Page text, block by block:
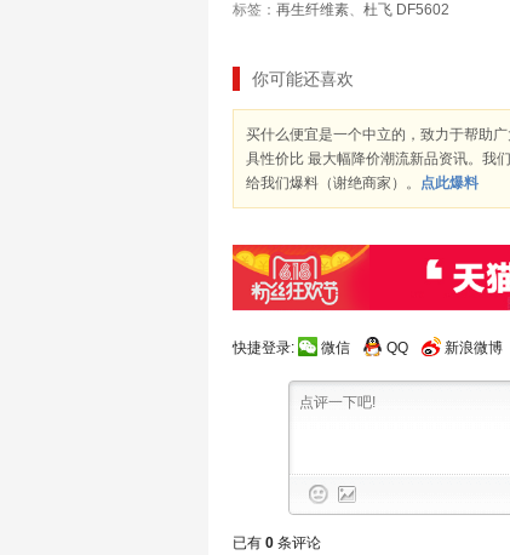
标签： 再生纤维素、 杜飞 DF5602
你可能还喜欢
买什么便宜是一个中立的，致力于帮助
具性价比 最大幅降价潮流新品资讯。我
给我们爆料（谢绝商家）。 点此爆料
快捷登录: 微信 QQ 新浪微博
已有 0 条评论